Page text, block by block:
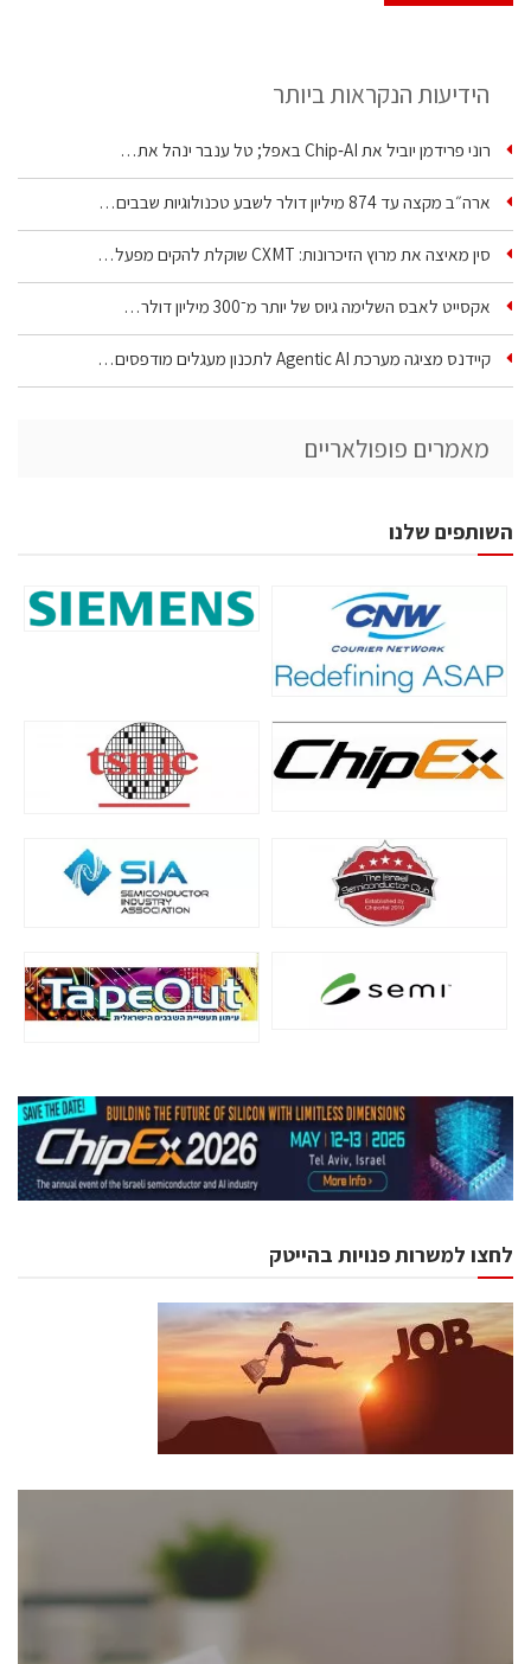
הידיעות הנקראות ביותר
רוני פרידמן יוביל את Chip‑AI באפל; טל ענבר ינהל את…
ארה״ב מקצה עד 874 מיליון דולר לשבע טכנולוגיות שבבים…
סין מאיצה את מרוץ הזיכרונות: CXMT שוקלת להקים מפעל…
אקסייט לאבס השלימה גיוס של יותר מ־300 מיליון דולר…
קיידנס מציגה מערכת Agentic AI לתכנון מעגלים מודפסים…
מאמרים פופולאריים
השותפים שלנו
לחצו למשרות פנויות בהייטק
כנסים ואירועים